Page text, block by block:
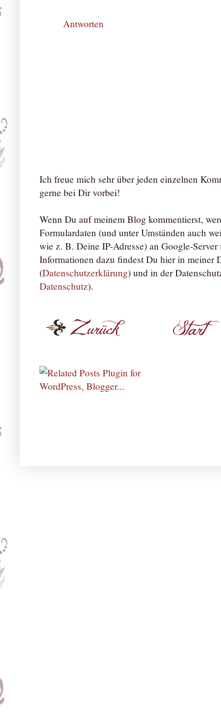
Antworten
Ich freue mich sehr über jeden einzelnen
gerne bei Dir vorbei!
Wenn Du auf meinem Blog kommentierst,
Formulardaten (und unter Umständen auch
wie z. B. Deine IP-Adresse) an Google-
Informationen dazu findest Du hier in meiner
(Datenschutzerklärung) und in der
Datenschutz).